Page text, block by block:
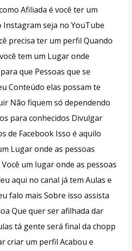
Afiliada é você ter um
Instagram seja no YouTube
precisa ter um perfil Quando
tem um Lugar onde
que Pessoas que se
Conteúdo elas possam te
Não fiquem só dependendo
para conhecidos Divulgar
de Facebook Isso é aquilo
Lugar onde as pessoas
um lugar onde as pessoas
aqui no canal já tem Aulas e
falo mais Sobre isso assista
Que quer ser afilhada dar
tá gente será final da chopp
criar um perfil Acabou e